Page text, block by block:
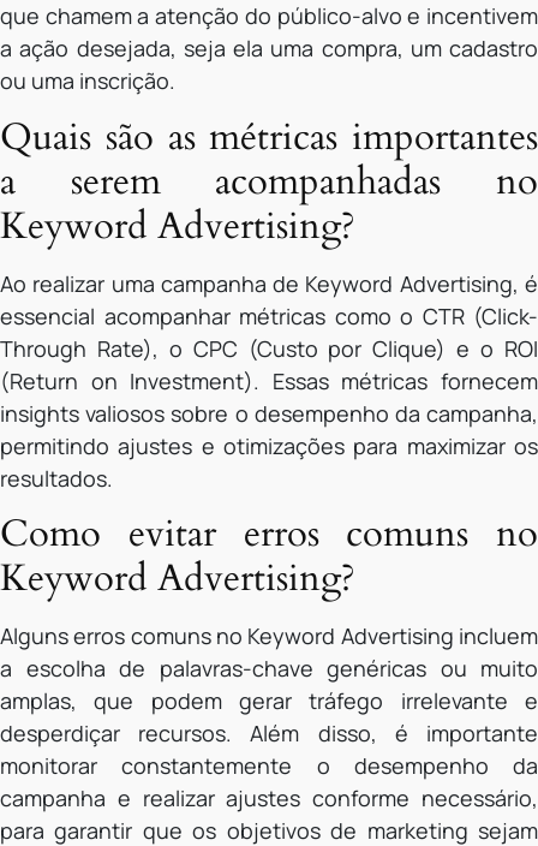
que chamem a atenção do público-alvo e incentivem
a ação desejada, seja ela uma compra, um cadastro
ou uma inscrição.
Quais são as métricas importantes
a serem acompanhadas no
Keyword Advertising?
Ao realizar uma campanha de Keyword Advertising, é
essencial acompanhar métricas como o CTR (Click-
Through Rate), o CPC (Custo por Clique) e o ROI
(Return on Investment). Essas métricas fornecem
insights valiosos sobre o desempenho da campanha,
permitindo ajustes e otimizações para maximizar os
resultados.
Como evitar erros comuns no
Keyword Advertising?
Alguns erros comuns no Keyword Advertising incluem
a escolha de palavras-chave genéricas ou muito
amplas, que podem gerar tráfego irrelevante e
desperdiçar recursos. Além disso, é importante
monitorar constantemente o desempenho da
campanha e realizar ajustes conforme necessário,
para garantir que os objetivos de marketing sejam